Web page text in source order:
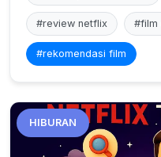
#review netflix #film
#rekomendasi film
HIBURAN